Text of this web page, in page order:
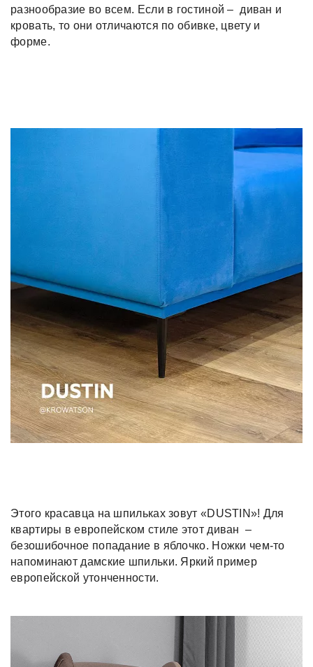
разнообразие во всем. Если в гостиной – диван и
кровать, то они отличаются по обивке, цвету и
форме.
Этого красавца на шпильках зовут «DUSTIN»! Для
квартиры в европейском стиле этот диван –
безошибочное попадание в яблочко. Ножки чем-то
напоминают дамские шпильки. Яркий пример
европейской утонченности.